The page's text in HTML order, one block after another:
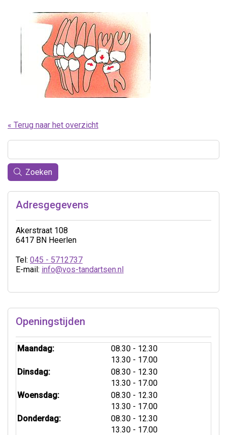
« Terug naar het overzicht
Zoeken
Adresgegevens
Akerstraat 108
6417 BN Heerlen
Tel: 045 - 5712737
E-mail: info@vos-tandartsen.nl
Openingstijden
Maandag: 08.30 tot
- 12.30
13.30 tot
- 17.00
Dinsdag:
08.30 tot
- 12.30
13.30 tot
- 17.00
Woensdag:
08.30 tot
- 12.30
13.30 tot
- 17.00
Donderdag:
08.30 tot
- 12.30
13.30 tot
- 17.00